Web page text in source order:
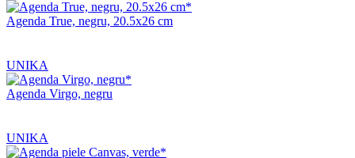
Agenda True, negru, 20.5x26 cm
UNIKA
Agenda Virgo, negru
UNIKA